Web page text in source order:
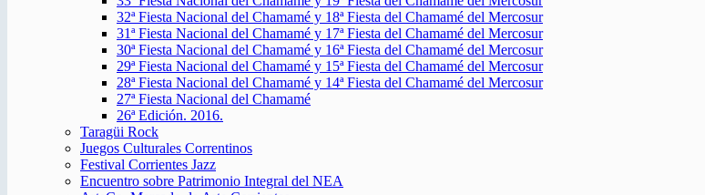
32ª Fiesta Nacional del Chamamé y 18ª Fiesta del Chamamé del Mercosur
31ª Fiesta Nacional del Chamamé y 17ª Fiesta del Chamamé del Mercosur
30ª Fiesta Nacional del Chamamé y 16ª Fiesta del Chamamé del Mercosur
29ª Fiesta Nacional del Chamamé y 15ª Fiesta del Chamamé del Mercosur
28ª Fiesta Nacional del Chamamé y 14ª Fiesta del Chamamé del Mercosur
27ª Fiesta Nacional del Chamamé
26ª Edición. 2016.
Taragüi Rock
Juegos Culturales Correntinos
Festival Corrientes Jazz
Encuentro sobre Patrimonio Integral del NEA